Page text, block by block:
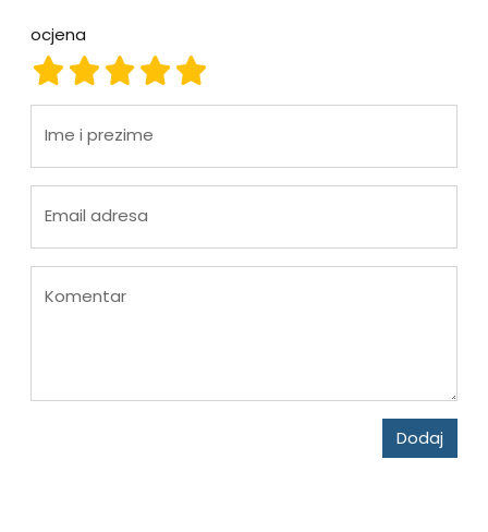
ocjena
ocjena 5
ocjena 4
ocjena 3
ocjena 2
ocjena 1
Ime i prezime
Email adresa
Komentar
Dodaj